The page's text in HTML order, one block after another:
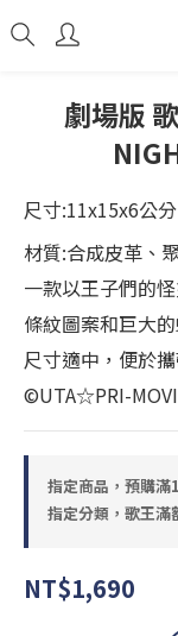
劇場版
尺寸:11x15x6公分
材質:合成皮革、
一款以王子們的
條紋圖案和巨大
尺寸適中，便於攜
©UTA☆PRI-
指定商品，預購滿
指定分類，歌王滿
NT$1,690